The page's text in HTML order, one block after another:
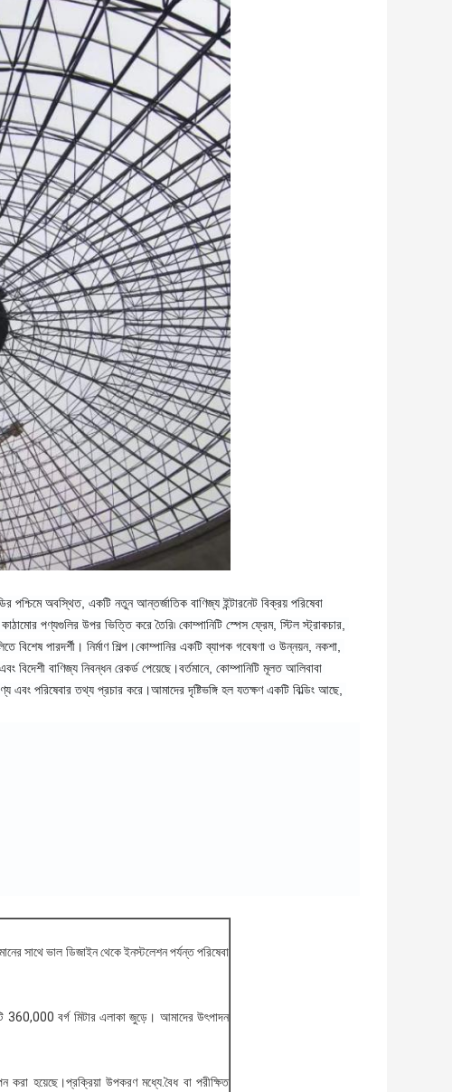
পশ্চিমে অবস্থিত, একটি নতুন আন্তর্জাতিক বাণিজ্য ইন্টারনেট বিক্রয় পরিষেবা
পণ্যগুলির উপর ভিত্তি করে তৈরি৷ কোম্পানিটি স্পেস ফ্রেম, স্টিল স্ট্রাকচার,
বিশেষ পারদর্শী। নির্মাণ শিল্প।কোম্পানির একটি ব্যাপক গবেষণা ও উন্নয়ন, নকশা,
বিদেশী বাণিজ্য নিবন্ধন রেকর্ড পেয়েছে।বর্তমানে, কোম্পানিটি মূলত আলিবাবা
এবং পরিষেবার তথ্য প্রচার করে।আমাদের দৃষ্টিভঙ্গি হল যতক্ষণ একটি বিল্ডিং আছে,
সাথে ভাল ডিজাইন থেকে ইনস্টলেশন পর্যন্ত পরিষেবা
360,000 বর্গ মিটার এলাকা জুড়ে। আমাদের উৎপাদন
করা হয়েছে।প্রক্রিয়া উপকরণ মধ্যে.বৈধ বা পরীক্ষিত